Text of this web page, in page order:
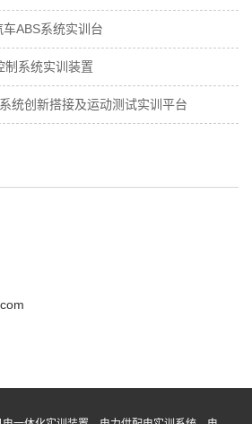
ABS系统实训台
制系统实训装置
统创新搭接及运动测试实训平台